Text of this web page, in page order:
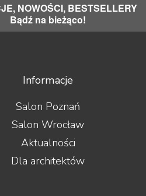
NOWOŚCI, BESTSELLERY
Bądź na bieżąco!
Informacje
Salon Poznań
Salon Wrocław
Aktualności
Dla architektów